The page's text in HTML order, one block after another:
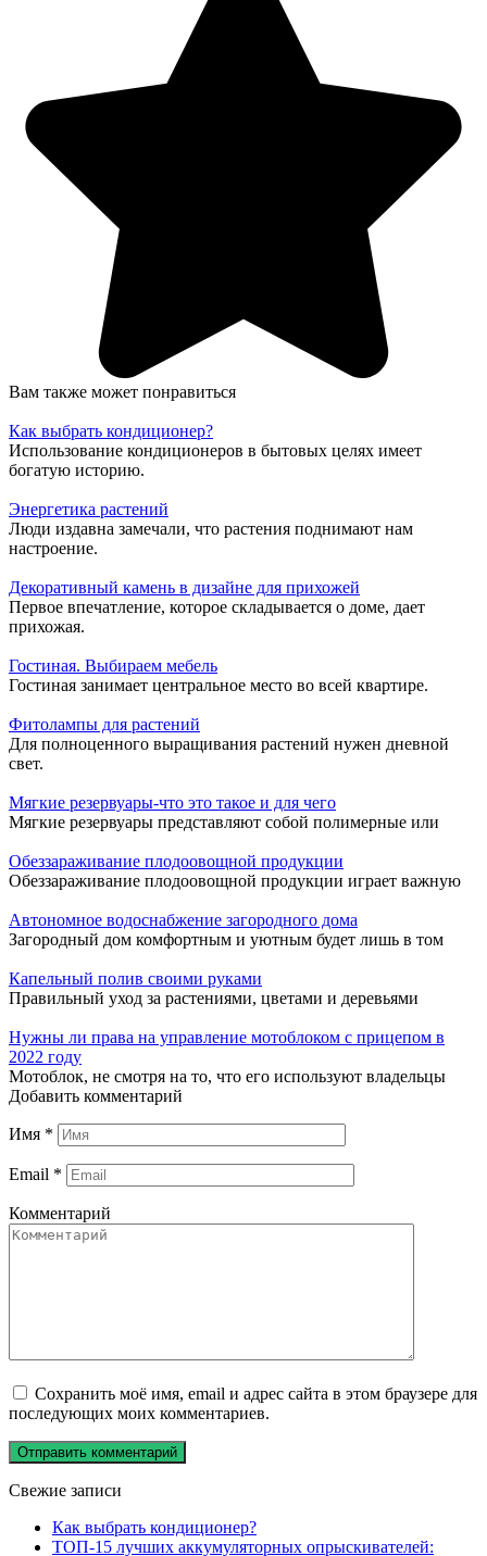
Вам также может понравиться
Как выбрать кондиционер?
Использование кондиционеров в бытовых целях имеет
богатую историю.
Энергетика растений
Люди издавна замечали, что растения поднимают нам
настроение.
Декоративный камень в дизайне для прихожей
Первое впечатление, которое складывается о доме, дает
прихожая.
Гостиная. Выбираем мебель
Гостиная занимает центральное место во всей квартире.
Фитолампы для растений
Для полноценного выращивания растений нужен дневной
свет.
Мягкие резервуары-что это такое и для чего
Мягкие резервуары представляют собой полимерные или
Обеззараживание плодоовощной продукции
Обеззараживание плодоовощной продукции играет важную
Автономное водоснабжение загородного дома
Загородный дом комфортным и уютным будет лишь в том
Капельный полив своими руками
Правильный уход за растениями, цветами и деревьями
Нужны ли права на управление мотоблоком с прицепом в
2022 году
Мотоблок, не смотря на то, что его используют владельцы
Добавить комментарий
Имя *
Email *
Комментарий
Сохранить моё имя, email и адрес сайта в этом браузере для
последующих моих комментариев.
Свежие записи
Как выбрать кондиционер?
ТОП-15 лучших аккумуляторных опрыскивателей: